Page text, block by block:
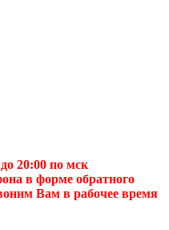
20:00 по мск
в форме обратного
Вам в рабочее время